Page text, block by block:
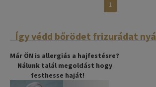
1
Így védd bőrödet frizurádat
Már ÖN is allergiás a hajfestésre?
Nálunk talál megoldást hogy
festhesse haját!